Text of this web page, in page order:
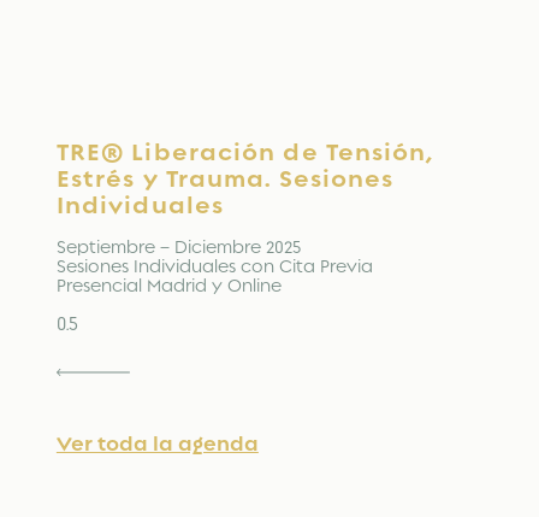
TRE® Liberación de Tensión,
Estrés y Trauma. Sesiones
Individuales
Septiembre – Diciembre 2025
Sesiones Individuales con Cita Previa
Presencial Madrid y Online
Ver toda la agenda